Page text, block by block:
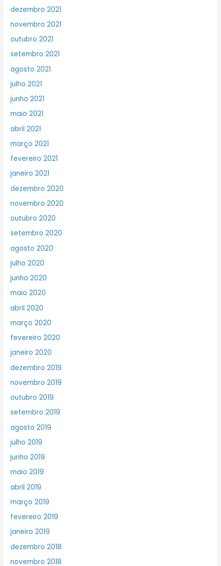
dezembro 2021
novembro 2021
outubro 2021
setembro 2021
agosto 2021
julho 2021
junho 2021
maio 2021
abril 2021
março 2021
fevereiro 2021
janeiro 2021
dezembro 2020
novembro 2020
outubro 2020
setembro 2020
agosto 2020
julho 2020
junho 2020
maio 2020
abril 2020
março 2020
fevereiro 2020
janeiro 2020
dezembro 2019
novembro 2019
outubro 2019
setembro 2019
agosto 2019
julho 2019
junho 2019
maio 2019
abril 2019
março 2019
fevereiro 2019
janeiro 2019
dezembro 2018
novembro 2018